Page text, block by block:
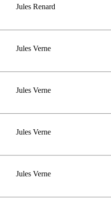
Jules Renard
Jules Verne
Jules Verne
Jules Verne
Jules Verne